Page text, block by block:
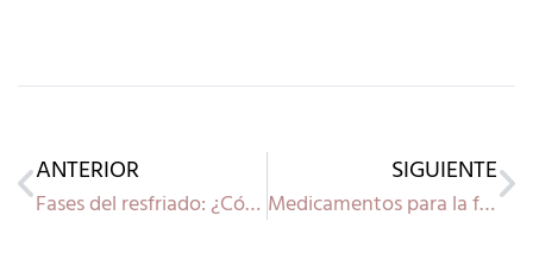
ANTERIOR
Fases del resfriado: ¿Cómo identificar y actuar en cada etapa?
SIGUIENTE
Medicamentos para la fiebre: soluciones efectivas durante la gripe